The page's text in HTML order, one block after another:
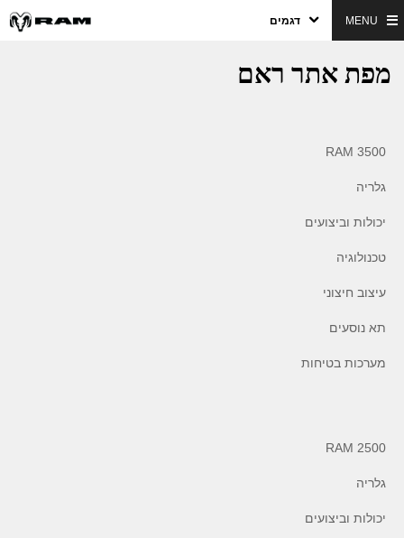
דגמים MENU
מפת אתר ראם
RAM 3500
גלריה
יכולות וביצועים
טכנולוגיה
עיצוב חיצוני
תא נוסעים
מערכות בטיחות
RAM 2500
גלריה
יכולות וביצועים